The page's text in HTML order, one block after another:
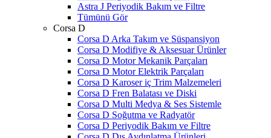
Astra J Periyodik Bakım ve Filtre
Tümünü Gör
Corsa D
Corsa D Arka Takım ve Süspansiyon
Corsa D Modifiye & Aksesuar Ürünler
Corsa D Motor Mekanik Parçaları
Corsa D Motor Elektrik Parçaları
Corsa D Karoser iç Trim Malzemeleri
Corsa D Fren Balatası ve Diski
Corsa D Multi Medya & Ses Sistemle
Corsa D Soğutma ve Radyatör
Corsa D Periyodik Bakım ve Filtre